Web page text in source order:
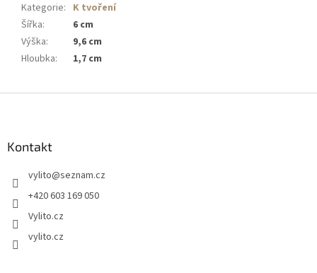
Kategorie: K tvoření
Šířka:
6 cm
Výška:
9,6 cm
Hloubka: 1,7 cm
Kontakt
vylito@seznam.cz
+420 603 169 050
Vylito.cz
vylito.cz